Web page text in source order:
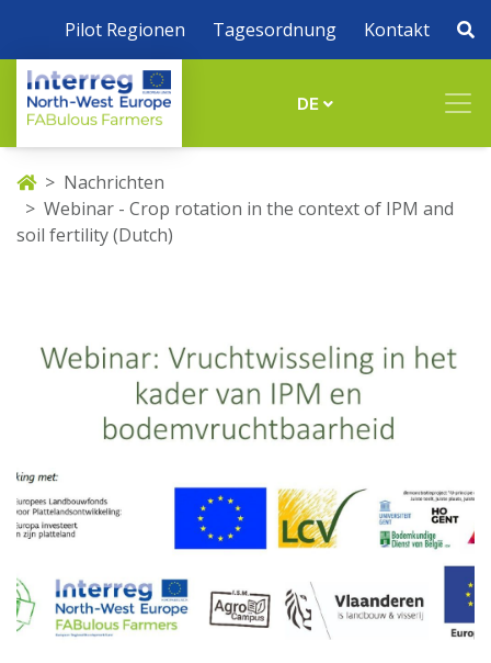
Pilot Regionen Tagesordnung Kontakt
DE
Nachrichten
Webinar - Crop rotation in the context of IPM and
soil fertility (Dutch)